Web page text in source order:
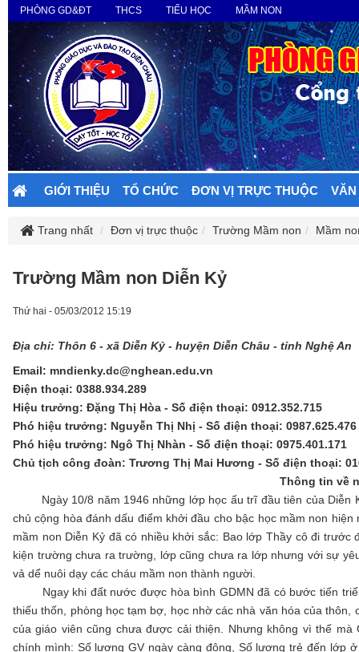
PHÒNG GD&ĐT THCS TIỂU HỌC MẦM NON
GIỚI THIỆU TỔ CHỨC ĐƠN VỊ TRỰC THUỘC
Trang nhất Đơn vị trực thuộc Trường Mầm non Mầm
Trường Mầm non Diễn Kỷ
Thứ hai - 05/03/2012 15:19
Địa chỉ: Thôn 6 - xã Diễn Kỷ - huyện Diễn Châu - tỉnh Nghệ An
Email: mndienky.dc@nghean.edu.vn
Điện thoại: 0388.934.289
Hiệu trưởng: Đặng Thị Hòa - Số điện thoại: 0912.352.715
Phó hiệu trưởng: Nguyễn Thị Nhị - Số điện thoại: 0987.625.476
Phó hiệu trưởng: Ngô Thị Nhàn - Số điện thoại: 0975.401.171
Chủ tịch công đoàn: Trương Thị Mai Hương - Số điện thoại:
Thông tin về
Ngày 10/8 năm 1946 những lớp học ấu trĩ đầu tiên của Diễn
chủ cộng hòa đánh dấu điểm khởi đầu cho bậc học mầm non
mầm non Diễn Kỷ đã có nhiều khởi sắc: Bao lớp Thầy cô đi
kiện trường chưa ra trường, lớp cũng chưa ra lớp nhưng với sự
vả dể nuôi dạy các cháu mầm non thành người.
Ngay khi đất nước được hòa bình GDMN đã có bước tiến
thiếu thốn, phòng học tạm bợ, học nhờ các nhà văn hóa của
của giáo viên cũng chưa được cải thiện. Nhưng không vì thế
chính mình: Số lượng GV ngày càng đông, Số lượng trẻ đến lớp